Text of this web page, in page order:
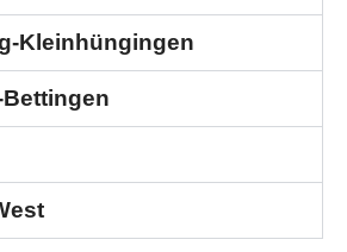
Kleinhüngingen